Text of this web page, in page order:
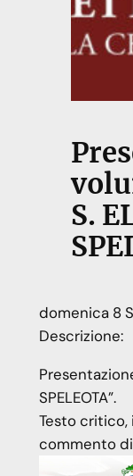
S.
domenica 8
Descrizione:
SPELEOTA”.
Testo
commento di